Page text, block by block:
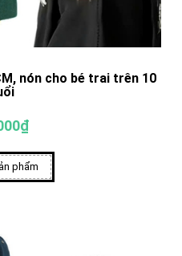
nón cho bé trai trên 10
phẩm